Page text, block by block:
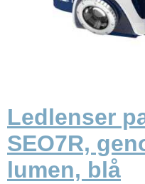
Ledlenser
SEO7R,
lumen, blå